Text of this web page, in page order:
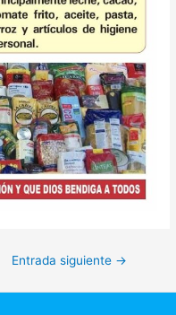
Entrada siguiente →